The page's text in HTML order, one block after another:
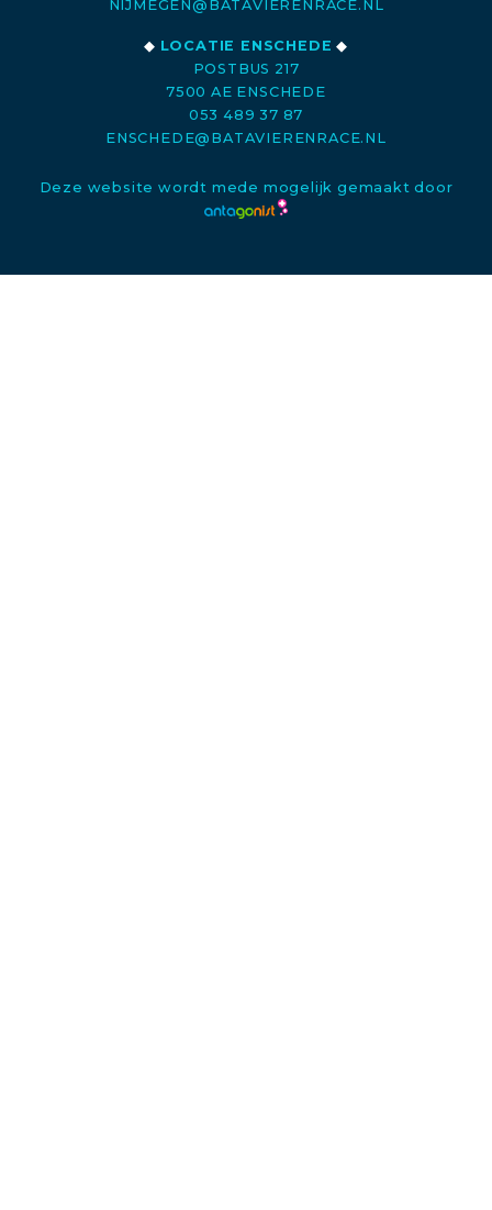
NIJMEGEN@BATAVIERENRACE.NL
◆ LOCATIE ENSCHEDE ◆
POSTBUS 217
7500 AE ENSCHEDE
053 489 37 87
ENSCHEDE@BATAVIERENRACE.NL
Deze website wordt mede mogelijk gemaakt door